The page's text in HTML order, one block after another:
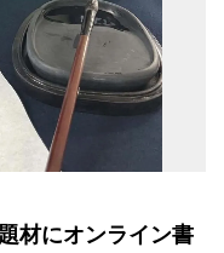
材にオンライン書